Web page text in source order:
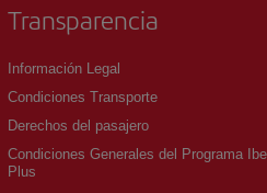
Transparencia
Información Legal
Condiciones Transporte
Derechos del pasajero
Condiciones Generales del Programa
Plus